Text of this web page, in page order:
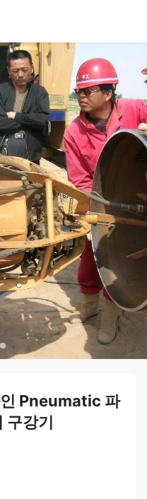
Pneumatic 파
구강기